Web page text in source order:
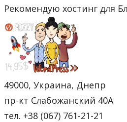
Рекомендую хостинг для
49000, Украина, Днепр
пр-кт Слабожанский 40А
тел. +38 (067) 761-21-21